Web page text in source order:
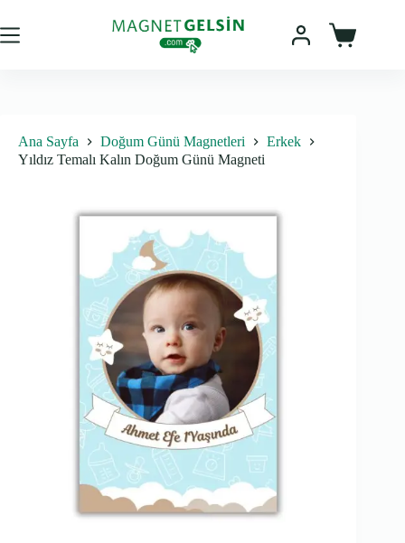
content
Sepet
Ana Sayfa Doğum Günü Magnetleri
Erkek
Yıldız Temalı Kalın Doğum Günü Magneti